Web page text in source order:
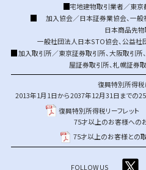
宅地建物取引業者／東京
加入協会／日本証券業協会、 一般
日本商品先
一般社団法人日本STO協会、 公益社
加入取引所／東京証券取引所、大阪取引所、
屋証券取引所、札幌証券
復興特別所得税
2013年1月1日から2037年12月31日までの
復興特別所得税リーフレット
75才以上のお客様への
75才以上のお客様との
FOLLOW US